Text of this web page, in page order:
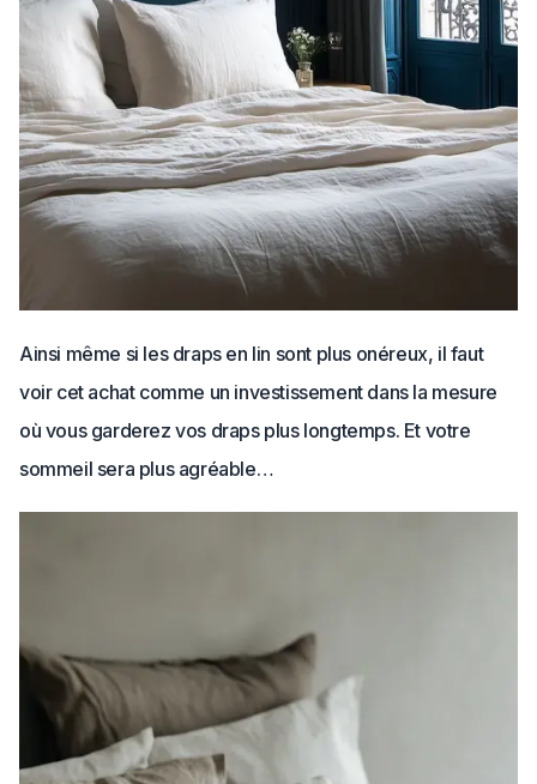
Ainsi même si les draps en lin sont plus onéreux, il faut
voir cet achat comme un investissement dans la mesure
où vous garderez vos draps plus longtemps. Et votre
sommeil sera plus agréable…